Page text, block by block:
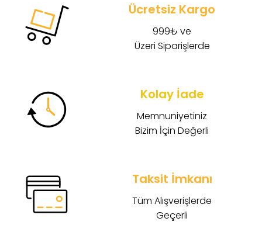
Ücretsiz Kargo
999₺ ve
Üzeri Siparişlerde
Kolay İade
Memnuniyetiniz
Bizim İçin Değerli
Taksit İmkanı
Tüm Alışverişlerde
Geçerli